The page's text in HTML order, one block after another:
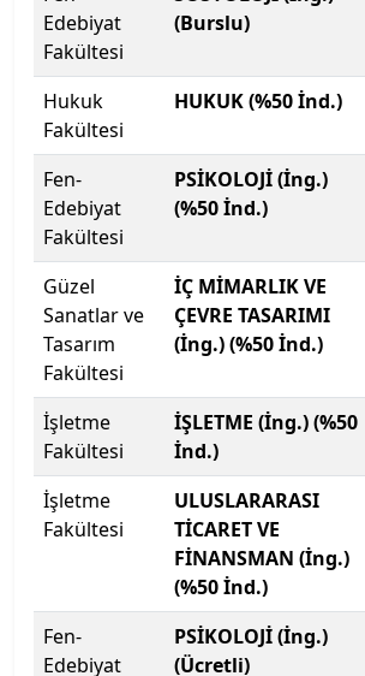
İTÜ-KKTC Eğitim Araştırma
İzmir Bakırçay Üniversitesi
İzmir Demokrasi Üniversitesi
İzmir Ekonomi Üniversitesi
İzmir Katip Çelebi Üniversitesi
İzmir Kavram Meslek Y.O.
İzmir Tınaztepe Üniversitesi
İzmir Yüksek Teknoloji Enstitüsü
Kadir Has Üniversitesi
Kafkas Üniversitesi
Kahramanmaraş İstiklal
Edebiyat
Fakültesi
(Burslu)
Hukuk
Fakültesi
HUKUK (%50 İnd.)
Fen-
Edebiyat
Fakültesi
PSİKOLOJİ (İng.)
(%50 İnd.)
Güzel
Sanatlar ve
Tasarım
Fakültesi
İÇ MİMARLIK VE
ÇEVRE TASARIMI
(İng.) (%50 İnd.)
İşletme
Fakültesi
İŞLETME (İng.) (%50
İnd.)
İşletme
Fakültesi
ULUSLARARASI
TİCARET VE
FİNANSMAN (İng.)
(%50 İnd.)
Fen-
Edebiyat
PSİKOLOJİ (İng.)
(Ücretli)